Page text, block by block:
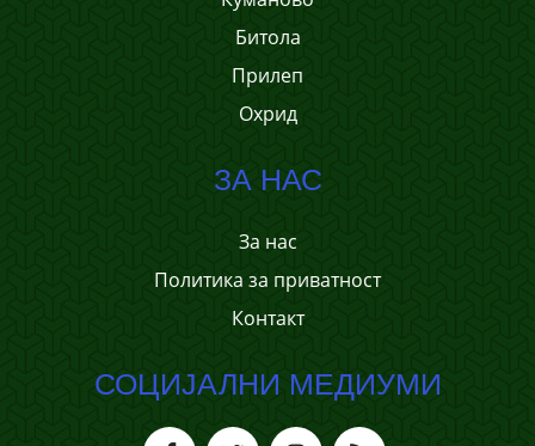
Битола
Прилеп
Охрид
ЗА НАС
За нас
Политика за приватност
Контакт
СОЦИЈАЛНИ МЕДИУМИ